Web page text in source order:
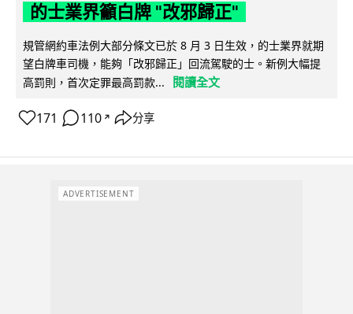
的士業界籲白牌 "改邪歸正"
規管網約車法例大部分條文已於 8 月 3 日生效，的士業界就期
望白牌車司機，能夠「改邪歸正」回流駕駛的士。新例大幅提
高罰則，首次定罪最高罰款...
閱讀全文
171 110 ↗ 分享
ADVERTISEMENT